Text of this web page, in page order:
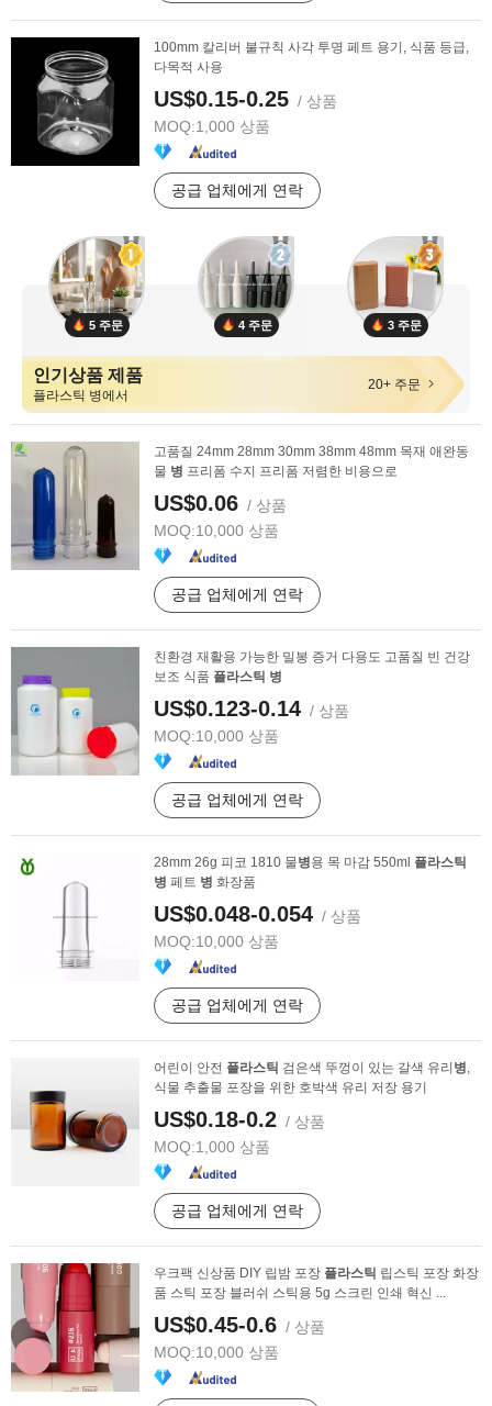
100mm 칼리버 불규칙 사각 투명 페트 용기, 식품 등급,
다목적 사용
US$0.15-0.25 / 상품
MOQ:1,000 상품
공급 업체에게 연락
5 주문 4 주문 3 주문
인기상품 제품
플라스틱 병에서
20+ 주문
고품질 24mm 28mm 30mm 38mm 48mm 목재 애완동
물 병 프리폼 수지 프리폼 저렴한 비용으로
US$0.06 / 상품
MOQ:10,000 상품
공급 업체에게 연락
친환경 재활용 가능한 밀봉 증거 다용도 고품질 빈 건강
보조 식품 플라스틱 병
US$0.123-0.14 / 상품
MOQ:10,000 상품
공급 업체에게 연락
28mm 26g 피코 1810 물병용 목 마감 550ml 플라스틱
병 페트 병 화장품
US$0.048-0.054 / 상품
MOQ:10,000 상품
공급 업체에게 연락
어린이 안전 플라스틱 검은색 뚜껑이 있는 갈색 유리 병,
식물 추출물 포장을 위한 호박색 유리 저장 용기
US$0.18-0.2 / 상품
MOQ:1,000 상품
공급 업체에게 연락
우크팩 신상품 DIY 립밤 포장 플라스틱 립스틱 포장 화장
품 스틱 포장 블러쉬 스틱용 5g 스크린 인쇄 혁신 ...
US$0.45-0.6 / 상품
MOQ:10,000 상품